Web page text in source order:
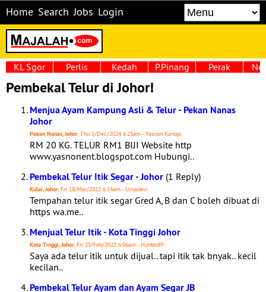
Home Search Jobs Login
KL Sgor Perlis Kedah P.Pinang Perak
Pembekal Telur di Johor!
Menjua Ayam Kampung Asli & Telur - Pekan Nanas
Johor
Pekan Nanas, Johor, Thu 5/Dec/2024 6:23am - Yasnon Kanopi
RM 20 KG. TELUR RM1 BIJI Website http
www.yasnonent.blogspot.com Hubungi..
Pembekal Telur Itik Segar - Johor (1 Reply)
Kulai, Johor, Fri 18/Mar/2022 6:14am - Umadevi
Tempahan telur itik segar Gred A, B dan C boleh dibuat di
https wa.me..
Menjual Telur Itik - Kota Tinggi Johor
Kota Tinggi, Johor, Fri 25/Feb/2022 6:06am - Hunter89
Saya ada telur itik untuk dijual.. tapi itik tak bnyak.. kecil
kecilan..
Pembekal Telur Ayam dan Ayam Segar JB